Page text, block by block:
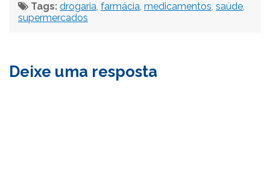
Tags: drogaria, farmácia, medicamentos, saúde,
supermercados
Deixe uma resposta